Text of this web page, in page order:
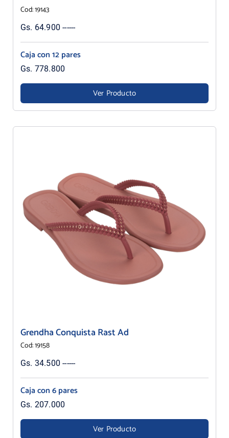
Cod: 19143
Gs. 64.900 ------
Caja con 12 pares
Gs. 778.800
Ver Producto
Grendha Conquista Rast Ad
Cod: 19158
Gs. 34.500 ------
Caja con 6 pares
Gs. 207.000
Ver Producto